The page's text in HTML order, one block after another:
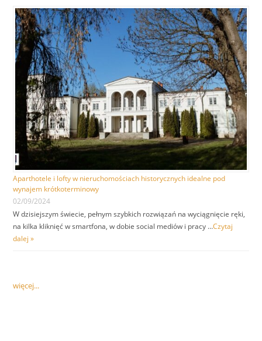
Aparthotele i lofty w nieruchomościach historycznych idealne pod
wynajem krótkoterminowy
02/09/2024
W dzisiejszym świecie, pełnym szybkich rozwiązań na wyciągnięcie ręki,
na kilka kliknięć w smartfona, w dobie social mediów i pracy …Czytaj
dalej »
więcej...